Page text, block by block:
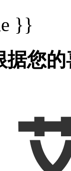
}}
据您